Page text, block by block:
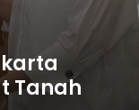
Tanah